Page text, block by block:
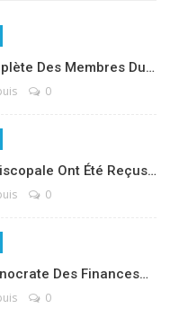
Des Membres Du…
0
Ont Été Reçus…
0
Des Finances…
0